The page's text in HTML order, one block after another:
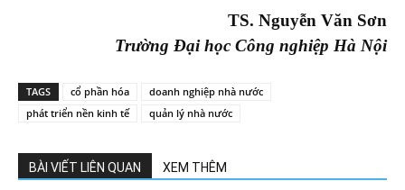
TS. Nguyễn Văn Sơn
Trường Đại học Công nghiệp Hà Nội
TAGS cổ phần hóa
doanh nghiệp nhà nước
phát triển nền kinh tế
quản lý nhà nước
BÀI VIẾT LIÊN QUAN XEM THÊM